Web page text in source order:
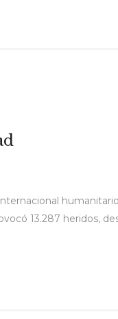
13.287 heridos,